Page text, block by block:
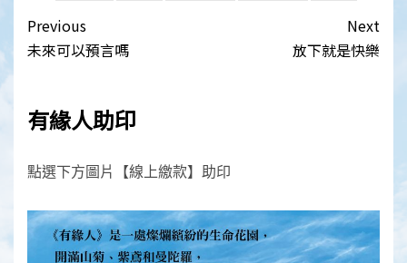
Post
navigation
Previous
未來可以預言嗎
Next
放下就是快樂
有緣人助印
點選下方圖片【線上繳款】助印